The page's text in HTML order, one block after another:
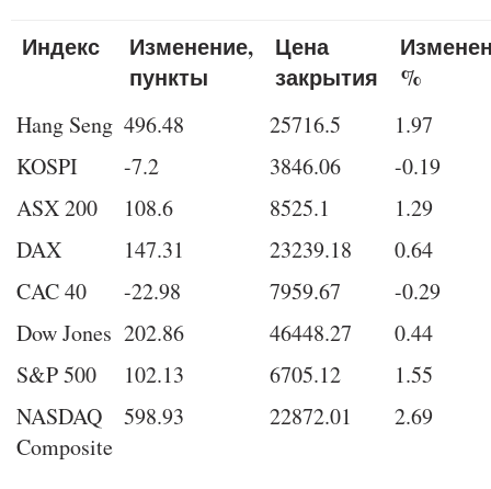
Индекс
Изменение,
пункты
Цена
закрытия
%
Hang Seng 496.48 25716.5
1.97
KOSPI
-7.2 3846.06
-0.19
ASX 200
108.6 8525.1
1.29
DAX
147.31 23239.18
0.64
CAC 40
-22.98 7959.67
-0.29
Dow Jones 202.86 46448.27
0.44
S&P 500
102.13 6705.12
1.55
NASDAQ
Composite
598.93 22872.01 2.69